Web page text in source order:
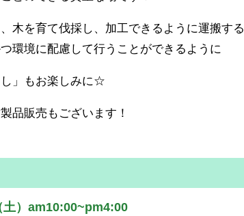
木を育て伐採し、加工できるように運搬する
環境に配慮して行うことができるように
」もお楽しみに☆
品販売もございます！
）am10:00~pm4:00